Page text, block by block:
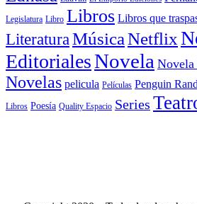
Legislatura Libro Libros Libros que
LiteraturaMúsicaNetflix
EditorialesNovela
Novelas pelicula Películas Penguin
Libros Poesía Quality Espacio Series